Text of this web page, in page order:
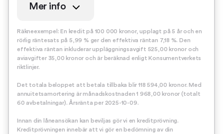
Mer info
Räkneexempel: En kredit på 100 000 kronor, upplagt på 5 år och en
rörlig räntesats på 5,99 % ger den effektiva räntan 7,18 %. Den
effektiva räntan inkluderar uppläggningsavgift 525,00 kronor och
aviavgifter 35,00 kronor och är beräknad enligt Konsumentverkets
riktlinjer.
Det totala beloppet att betala tillbaka blir 118 594,00 kronor. Med
annuitetsamortering är månadskostnaden 1 968,00 kronor (totalt
60 avbetalningar). Årsränta per 2025-10-09.
Innan din låneansökan kan beviljas gör vi en kreditprövning.
Kreditprövningen innebär att vi gör en bedömning av din